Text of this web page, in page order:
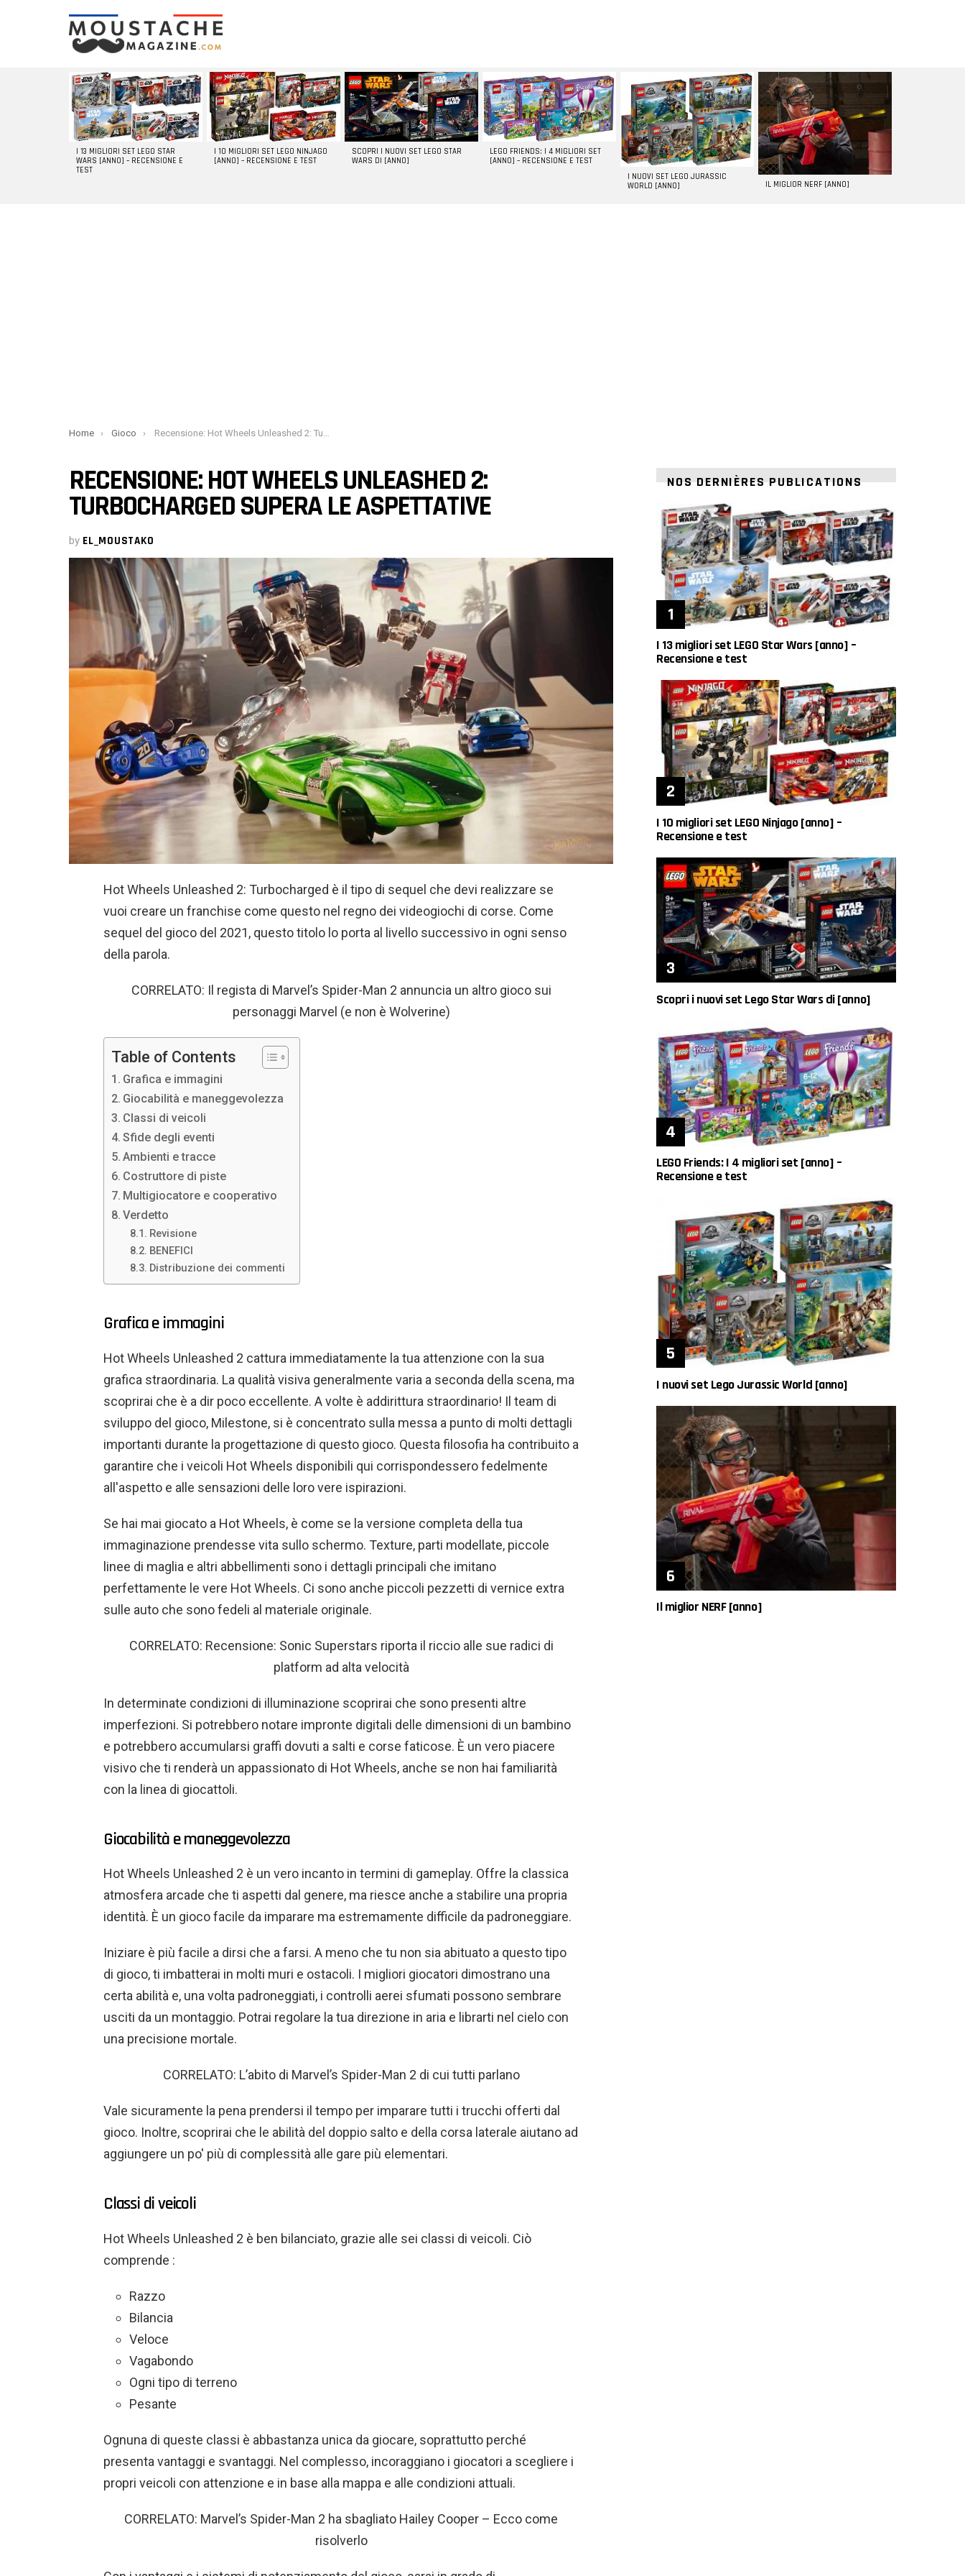
LATEST
STORIES
I 13 MIGLIORI SET LEGO STAR
WARS [ANNO] – RECENSIONE E
TEST
I 10 MIGLIORI SET LEGO NINJAGO
[ANNO] – RECENSIONE E TEST
SCOPRI I NUOVI SET LEGO STAR
WARS DI [ANNO]
LEGO FRIENDS: I 4 MIGLIORI SET
[ANNO] – RECENSIONE E TEST
I NUOVI SET LEGO JURASSIC
WORLD [ANNO]
IL MIGLIOR NERF [ANNO]
You are here:
Home Gioco Recensione: Hot Wheels Unleashed 2: Turbocharged supera le aspettative
RECENSIONE: HOT WHEELS UNLEASHED 2:
TURBOCHARGED SUPERA LE ASPETTATIVE
by EL_MOUSTAKO
Hot Wheels Unleashed 2: Turbocharged è il tipo di sequel che devi realizzare se
vuoi creare un franchise come questo nel regno dei videogiochi di corse. Come
sequel del gioco del 2021, questo titolo lo porta al livello successivo in ogni senso
della parola.
CORRELATO: Il regista di Marvel’s Spider-Man 2 annuncia un altro gioco sui
personaggi Marvel (e non è Wolverine)
Table of Contents
Grafica e immagini
Giocabilità e maneggevolezza
Classi di veicoli
Sfide degli eventi
Ambienti e tracce
Costruttore di piste
Multigiocatore e cooperativo
Verdetto
Revisione
BENEFICI
Distribuzione dei commenti
Grafica e immagini
Hot Wheels Unleashed 2 cattura immediatamente la tua attenzione con la sua
grafica straordinaria. La qualità visiva generalmente varia a seconda della scena, ma
scoprirai che è a dir poco eccellente. A volte è addirittura straordinario! Il team di
sviluppo del gioco, Milestone, si è concentrato sulla messa a punto di molti dettagli
importanti durante la progettazione di questo gioco. Questa filosofia ha contribuito a
garantire che i veicoli Hot Wheels disponibili qui corrispondessero fedelmente
all'aspetto e alle sensazioni delle loro vere ispirazioni.
Se hai mai giocato a Hot Wheels, è come se la versione completa della tua
immaginazione prendesse vita sullo schermo. Texture, parti modellate, piccole
linee di maglia e altri abbellimenti sono i dettagli principali che imitano
perfettamente le vere Hot Wheels. Ci sono anche piccoli pezzetti di vernice extra
sulle auto che sono fedeli al materiale originale.
CORRELATO: Recensione: Sonic Superstars riporta il riccio alle sue radici di
platform ad alta velocità
In determinate condizioni di illuminazione scoprirai che sono presenti altre
imperfezioni. Si potrebbero notare impronte digitali delle dimensioni di un bambino
e potrebbero accumularsi graffi dovuti a salti e corse faticose. È un vero piacere
visivo che ti renderà un appassionato di Hot Wheels, anche se non hai familiarità
con la linea di giocattoli.
Giocabilità e maneggevolezza
Hot Wheels Unleashed 2 è un vero incanto in termini di gameplay. Offre la classica
atmosfera arcade che ti aspetti dal genere, ma riesce anche a stabilire una propria
identità. È un gioco facile da imparare ma estremamente difficile da padroneggiare.
Iniziare è più facile a dirsi che a farsi. A meno che tu non sia abituato a questo tipo
di gioco, ti imbatterai in molti muri e ostacoli. I migliori giocatori dimostrano una
certa abilità e, una volta padroneggiati, i controlli aerei sfumati possono sembrare
usciti da un montaggio. Potrai regolare la tua direzione in aria e librarti nel cielo con
una precisione mortale.
CORRELATO: L’abito di Marvel’s Spider-Man 2 di cui tutti parlano
Vale sicuramente la pena prendersi il tempo per imparare tutti i trucchi offerti dal
gioco. Inoltre, scoprirai che le abilità del doppio salto e della corsa laterale aiutano ad
aggiungere un po' più di complessità alle gare più elementari.
Classi di veicoli
Hot Wheels Unleashed 2 è ben bilanciato, grazie alle sei classi di veicoli. Ciò
comprende :
Razzo
Bilancia
Veloce
Vagabondo
Ogni tipo di terreno
Pesante
Ognuna di queste classi è abbastanza unica da giocare, soprattutto perché
presenta vantaggi e svantaggi. Nel complesso, incoraggiano i giocatori a scegliere i
propri veicoli con attenzione e in base alla mappa e alle condizioni attuali.
CORRELATO: Marvel’s Spider-Man 2 ha sbagliato Hailey Cooper – Ecco come
risolverlo
NOS DERNIÈRES PUBLICATIONS
I 13 migliori set LEGO Star Wars [anno] –
Recensione e test
I 10 migliori set LEGO Ninjago [anno] –
Recensione e test
Scopri i nuovi set Lego Star Wars di [anno]
LEGO Friends: I 4 migliori set [anno] –
Recensione e test
I nuovi set Lego Jurassic World [anno]
Il miglior NERF [anno]